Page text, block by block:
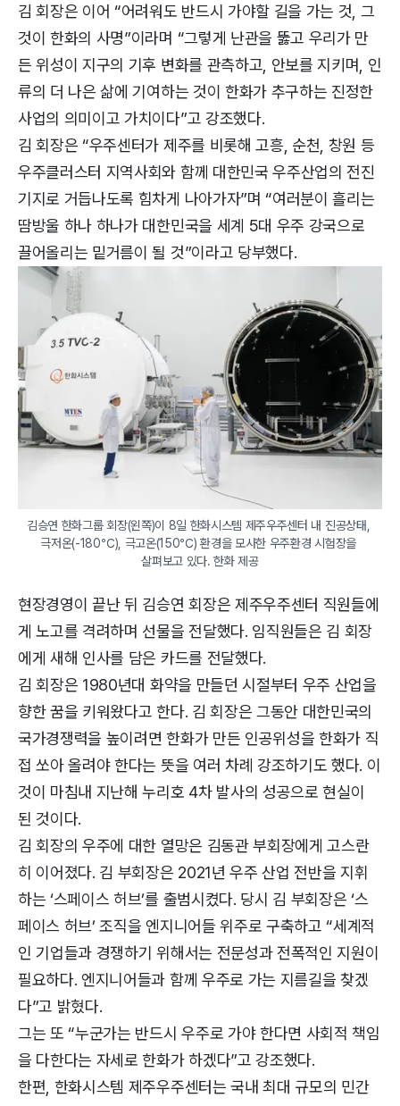
김 회장은 이어 “어려워도 반드시 가야할 길을 가는 것, 그
것이 한화의 사명”이라며 “그렇게 난관을 뚫고 우리가 만
든 위성이 지구의 기후 변화를 관측하고, 안보를 지키며, 인
류의 더 나은 삶에 기여하는 것이 한화가 추구하는 진정한
사업의 의미이고 가치이다”고 강조했다.
김 회장은 “우주센터가 제주를 비롯해 고흥, 순천, 창원 등
우주클러스터 지역사회와 함께 대한민국 우주산업의 전진
기지로 거듭나도록 힘차게 나아가자”며 “여러분이 흘리는
땀방울 하나 하나가 대한민국을 세계 5대 우주 강국으로
끌어올리는 밑거름이 될 것”이라고 당부했다.
김승연 한화그룹 회장(왼쪽)이 8일 한화시스템 제주우주센터 내 진공상태,
극저온(-180℃), 극고온(150℃) 환경을 모사한 우주환경 시험장을
살펴보고 있다. 한화 제공
현장경영이 끝난 뒤 김승연 회장은 제주우주센터 직원들에
게 노고를 격려하며 선물을 전달했다. 임직원들은 김 회장
에게 새해 인사를 담은 카드를 전달했다.
김 회장은 1980년대 화약을 만들던 시절부터 우주 산업을
향한 꿈을 키워왔다고 한다. 김 회장은 그동안 대한민국의
국가경쟁력을 높이려면 한화가 만든 인공위성을 한화가 직
접 쏘아 올려야 한다는 뜻을 여러 차례 강조하기도 했다. 이
것이 마침내 지난해 누리호 4차 발사의 성공으로 현실이
된 것이다.
김 회장의 우주에 대한 열망은 김동관 부회장에게 고스란
히 이어졌다. 김 부회장은 2021년 우주 산업 전반을 지휘
하는 ‘스페이스 허브’를 출범시켰다. 당시 김 부회장은 ‘스
페이스 허브’ 조직을 엔지니어들 위주로 구축하고 “세계적
인 기업들과 경쟁하기 위해서는 전문성과 전폭적인 지원이
필요하다. 엔지니어들과 함께 우주로 가는 지름길을 찾겠
다”고 밝혔다.
그는 또 “누군가는 반드시 우주로 가야 한다면 사회적 책임
을 다한다는 자세로 한화가 하겠다”고 강조했다.
한편, 한화시스템 제주우주센터는 국내 최대 규모의 민간